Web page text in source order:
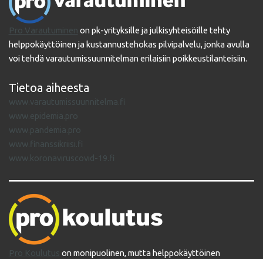
Pro Varautuminen on pk-yrityksille ja julkisyhteisöille tehty
helppokäyttöinen ja kustannustehokas pilvipalvelu, jonka avulla
voi tehdä varautumissuunnitelman erilaisiin poikkeustilanteisiin.
Tietoa aiheesta
www.varautumissuunnitelma.fi
www.epidemia.pro
www.pandemia.pro
www.finanssikriisi.fi
www.koronaviruscovid-19.fi
Pro Koulutus on monipuolinen, mutta helppokäyttöinen